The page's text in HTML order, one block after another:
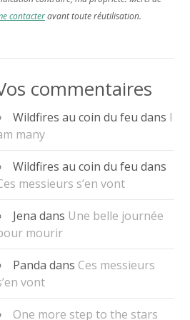
contacteravant toute réutilisation.
commentaires
Wildfires au coin du feu dans I
many
Wildfires au coin du feu dans
messieurs s’en vont
Jena dans Une belle journée
mourir
Panda dans Ces messieurs
vont
One more step to the stars